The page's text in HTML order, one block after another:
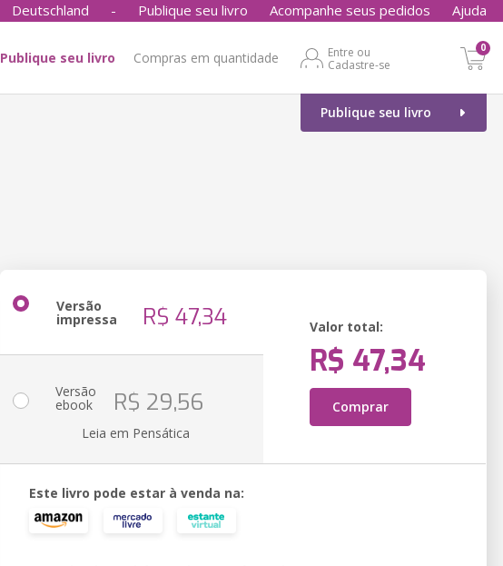
Deutschland - Publique seu livro Acompanhe seus pedidos Ajuda
Publique seu livro Compras em quantidade
Entre ou
Cadastre-se
0
Publique seu livro
Versão
impressa R$ 47,34 Valor total:
R$ 47,34
Comprar
Versão
ebook R$ 29,56
Leia em Pensática
Este livro pode estar à venda na: